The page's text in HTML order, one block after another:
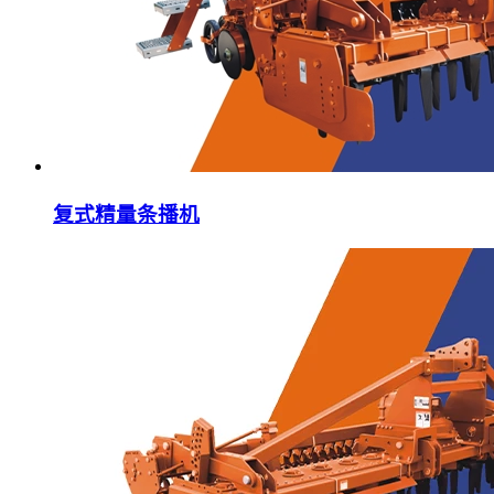
复式精量条播机